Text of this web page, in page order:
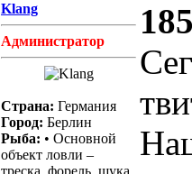
Klang
Администратор
Страна: Германия
Город: Берлин
Рыба: • Основной
объект ловли –